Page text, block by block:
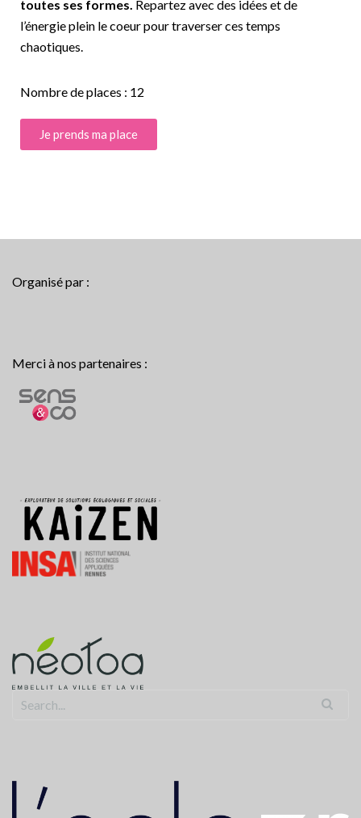
toutes ses formes. Repartez avec des idées et de
l’énergie plein le coeur pour traverser ces temps
chaotiques.
Nombre de places : 12
Je prends ma place
Organisé par :
Merci à nos partenaires :